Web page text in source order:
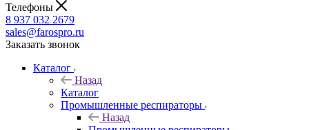
Телефоны
8 937 032 2679
sales@farospro.ru
Заказать звонок
Каталог
Назад
Каталог
Промышленные респираторы
Назад